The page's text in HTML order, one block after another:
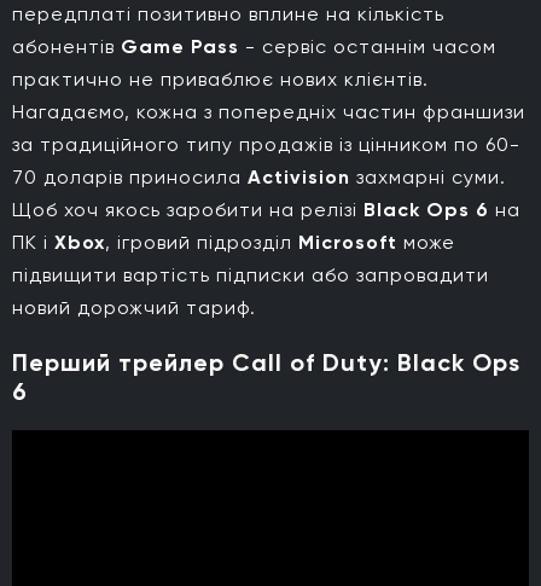
передплаті позитивно вплине на кількість
абонентів Game Pass - сервіс останнім часом
практично не приваблює нових клієнтів.
Нагадаємо, кожна з попередніх частин франшизи
за традиційного типу продажів із цінником по 60-
70 доларів приносила Activision захмарні суми.
Щоб хоч якось заробити на релізі Black Ops 6 на
ПК і Xbox, ігровий підрозділ Microsoft може
підвищити вартість підписки або запровадити
новий дорожчий тариф.
Перший трейлер Call of Duty: Black Ops
6